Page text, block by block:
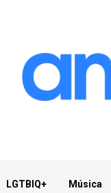
LGTBIQ+ Música